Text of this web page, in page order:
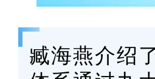
臧海燕介绍